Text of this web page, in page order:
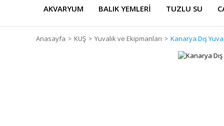
AKVARYUM BALIK YEMLERİ TUZLU SU
Anasayfa KUŞ Yuvalık ve Ekipmanları Kanarya Dış Yuva